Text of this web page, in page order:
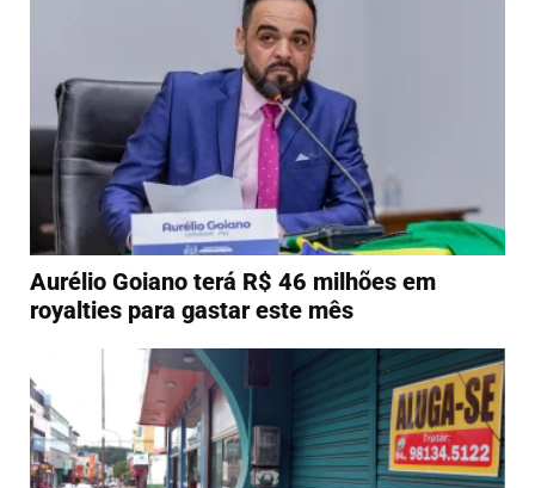
Aurélio Goiano terá R$ 46 milhões em
royalties para gastar este mês